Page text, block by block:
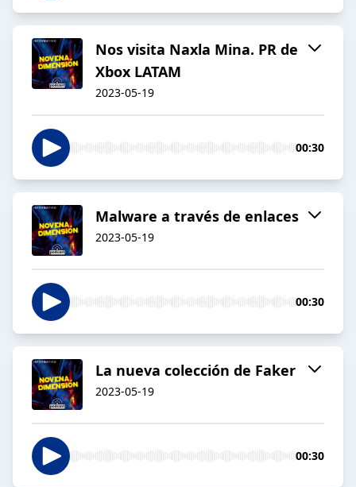
Nos visita Naxla Mina. PR de
Xbox LATAM
2023-05-19
00:30
Malware a través de enlaces
2023-05-19
00:30
La nueva colección de Faker
2023-05-19
00:30